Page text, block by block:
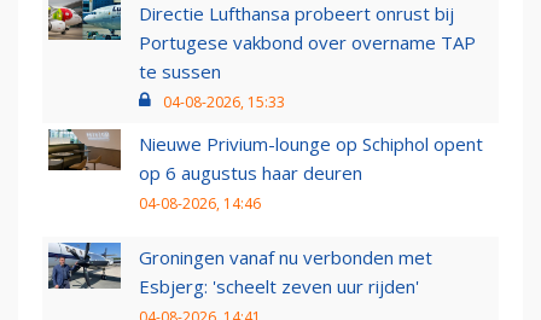
Directie Lufthansa probeert onrust bij
Portugese vakbond over overname TAP
te sussen
04-08-2026, 15:33
Nieuwe Privium-lounge op Schiphol opent
op 6 augustus haar deuren
04-08-2026, 14:46
Groningen vanaf nu verbonden met
Esbjerg: 'scheelt zeven uur rijden'